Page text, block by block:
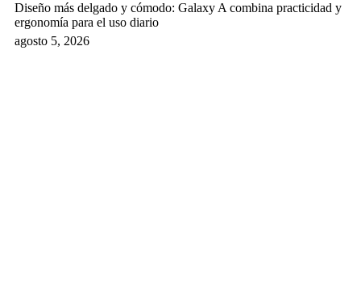
Diseño más delgado y cómodo: Galaxy A combina practicidad y
ergonomía para el uso diario
agosto 5, 2026